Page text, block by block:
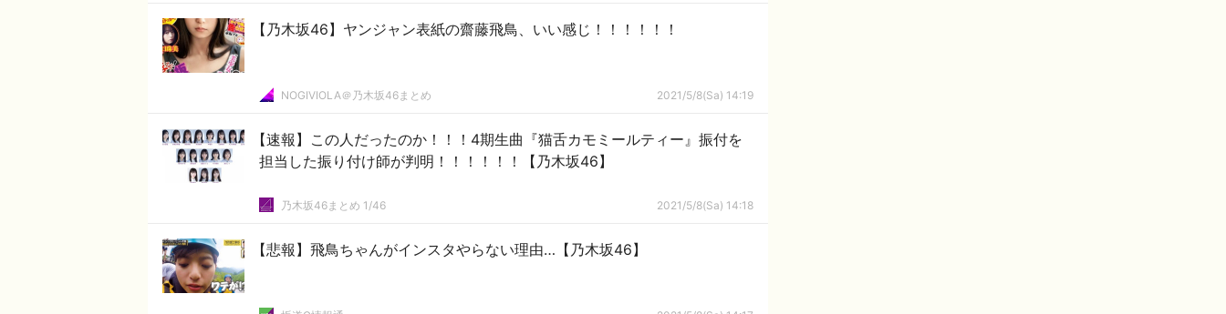
【乃木坂46】ヤンジャン表紙の齋藤飛鳥、いい感じ！！！！！！
NOGIVIOLA＠乃木坂46まとめ 2021/5/8(Sa) 14:19
【速報】この人だったのか！！！4期生曲『猫舌カモミールティー』振付を
担当した振り付け師が判明！！！！！！【乃木坂46】
乃木坂46まとめ 1/46 2021/5/8(Sa) 14:18
【悲報】飛鳥ちゃんがインスタやらない理由…【乃木坂46】